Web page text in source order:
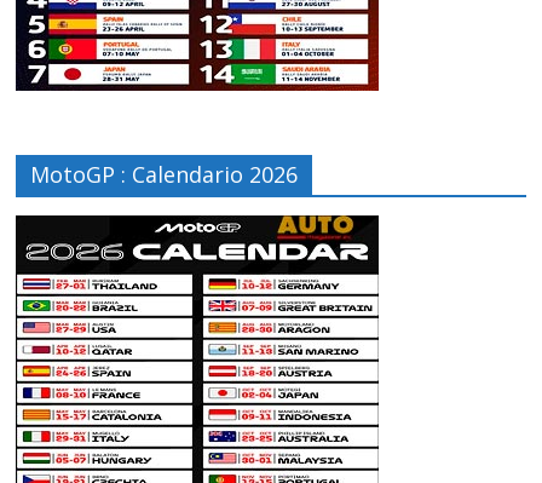
MotoGP : Calendario 2026